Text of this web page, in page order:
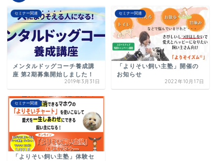
セミナー関連
メンタルドッグコーチ養成講
座 第2期募集開始しました！
2019年3月31日
セミナー関連
「よりそい飼い主塾」開催の
お知らせ
2022年10月17日
セミナー関連
「よりそい飼い主塾」体験セ